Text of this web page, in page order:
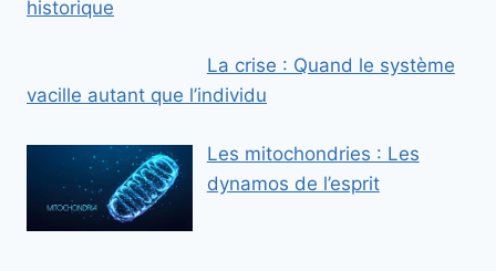
historique
La crise : Quand le système
vacille autant que l’individu
Les mitochondries : Les
dynamos de l’esprit